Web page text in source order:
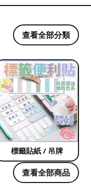
查看全部分類
標籤貼紙 / 吊牌
查看全部商品